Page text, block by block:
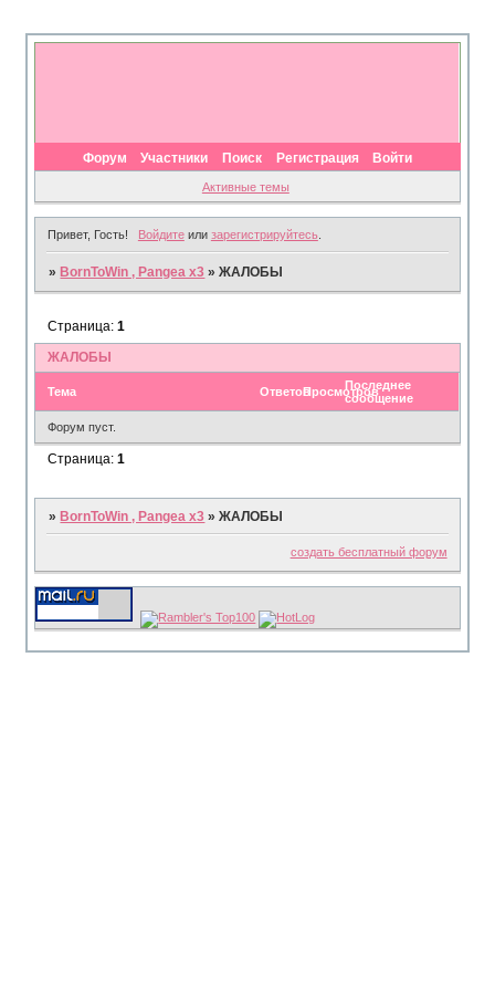
Форум Участники Поиск Регистрация Войти
Активные темы
Привет, Гость! Войдитеили зарегистрируйтесь.
» BornToWin , Pangea x3 »ЖАЛОБЫ
ЖАЛОБЫ
Страница:1
Тема ОтветовПросмотровПоследнее
сообщение
Форум пуст.
Страница:1
» BornToWin , Pangea x3 »ЖАЛОБЫ
создать бесплатный форум